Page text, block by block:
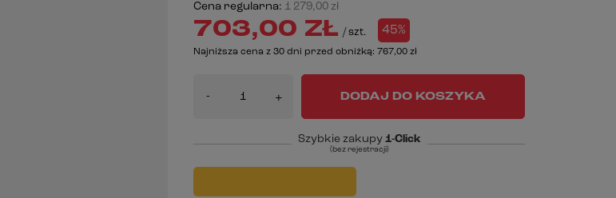
Cena regularna: 1 279,00 zł
703,00 ZŁ / szt. 45%
Najniższa cena z 30 dni przed obniżką: 767,00 zł
- + DODAJ DO KOSZYKA
Szybkie zakupy 1-Click
(bez rejestracji)